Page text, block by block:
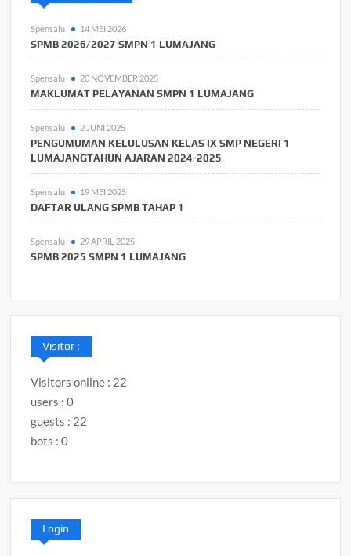
Spensalu 14 MEI 2026
SPMB 2026/2027 SMPN 1 LUMAJANG
Spensalu 20 NOVEMBER 2025
MAKLUMAT PELAYANAN SMPN 1 LUMAJANG
Spensalu 2 JUNI 2025
PENGUMUMAN KELULUSAN KELAS IX SMP NEGERI 1
LUMAJANGTAHUN AJARAN 2024-2025
Spensalu 19 MEI 2025
DAFTAR ULANG SPMB TAHAP 1
Spensalu 29 APRIL 2025
SPMB 2025 SMPN 1 LUMAJANG
Visitor :
Visitors online : 22
users : 0
guests : 22
bots : 0
Login